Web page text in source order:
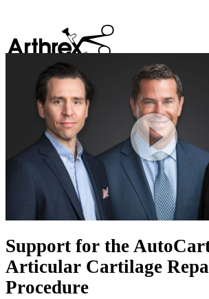
Support for the
Articular Cartilage
Procedure